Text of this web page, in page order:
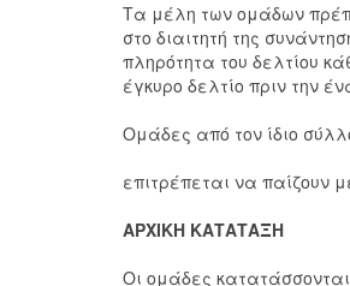
Τα μέλη των ομάδων
στο διαιτητή της
πληρότητα του δελτίου
έγκυρο δελτίο πριν την
Ομάδες από τον ίδιο
επιτρέπεται να παίζουν
ΑΡΧΙΚΗ ΚΑΤΑΤΑΞΗ
Οι ομάδες